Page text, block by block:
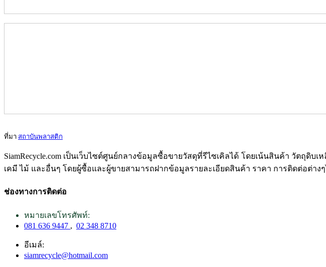
ที่มา สถาบันพลาสติก
SiamRecycle.com เป็นเว็บไซต์ศูนย์กลางข้อมูลซื้อขายวัสดุที่รีไซเคิลได้ โดยเน้นสินค้า วัตถุดิ
เคมี ไม้ และอื่นๆ โดยผู้ซื้อและผู้ขายสามารถฝากข้อมูลรายละเอียดสินค้า ราคา การติดต่อต่าง
ช่องทางการติดต่อ
หมายเลขโทรศัพท์:
081 636 9447 , 02 348 8710
อีเมล์:
siamrecycle@hotmail.com